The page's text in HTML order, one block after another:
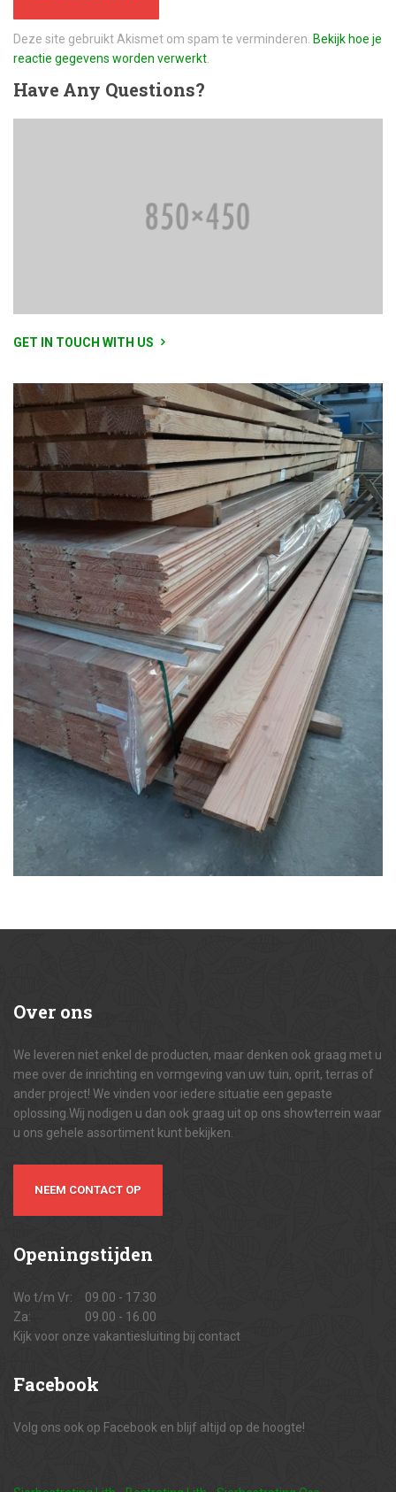
Deze site gebruikt Akismet om spam te verminderen. Bekijk hoe je
reactie gegevens worden verwerkt
HaveAny Questions?
GET IN TOUCH WITH US
Over ons
We leveren niet enkel de producten, maar denken ook graag met u
mee over de inrichting en vormgeving van uw tuin, oprit, terras of
ander project! We vinden voor iedere situatie een gepaste
oplossing.Wij nodigen u dan ook graag uit op ons showterrein waar
u ons gehele assortiment kunt bekijken.
NEEM CONTACT OP
Openingstijden
Wo t/m Vr:
09.00 - 17.30
Za:
09.00 - 16.00
Kijk voor onze vakantiesluiting bij contact
Facebook
Volg ons ook op Facebook en blijf altijd op de hoogte!